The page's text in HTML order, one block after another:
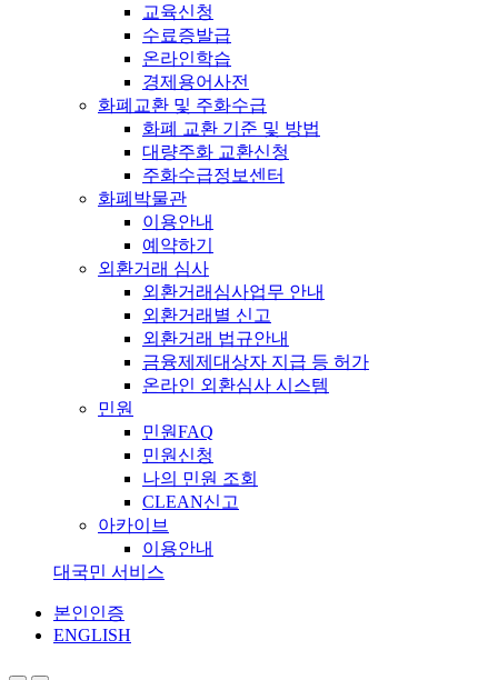
교육신청
수료증발급
온라인학습
경제용어사전
화폐교환 및 주화수급
화폐 교환 기준 및 방법
대량주화 교환신청
주화수급정보센터
화폐박물관
이용안내
예약하기
외환거래 심사
외환거래심사업무 안내
외환거래별 신고
외환거래 법규안내
금융제제대상자 지급 등 허가
온라인 외환심사 시스템
민원
민원FAQ
민원신청
나의 민원 조회
CLEAN신고
아카이브
이용안내
대국민 서비스
본인인증
ENGLISH